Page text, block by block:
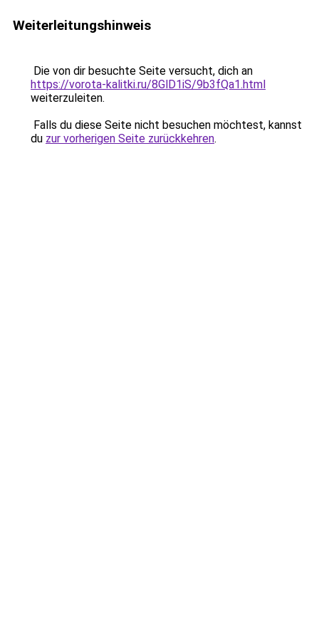
Weiterleitungshinweis
Die von dir besuchte Seite versucht, dich an
https://vorota-kalitki.ru/8GlD1iS/9b3fQa1.html
weiterzuleiten.
Falls du diese Seite nicht besuchen möchtest, kannst
du zur vorherigen Seite zurückkehren.